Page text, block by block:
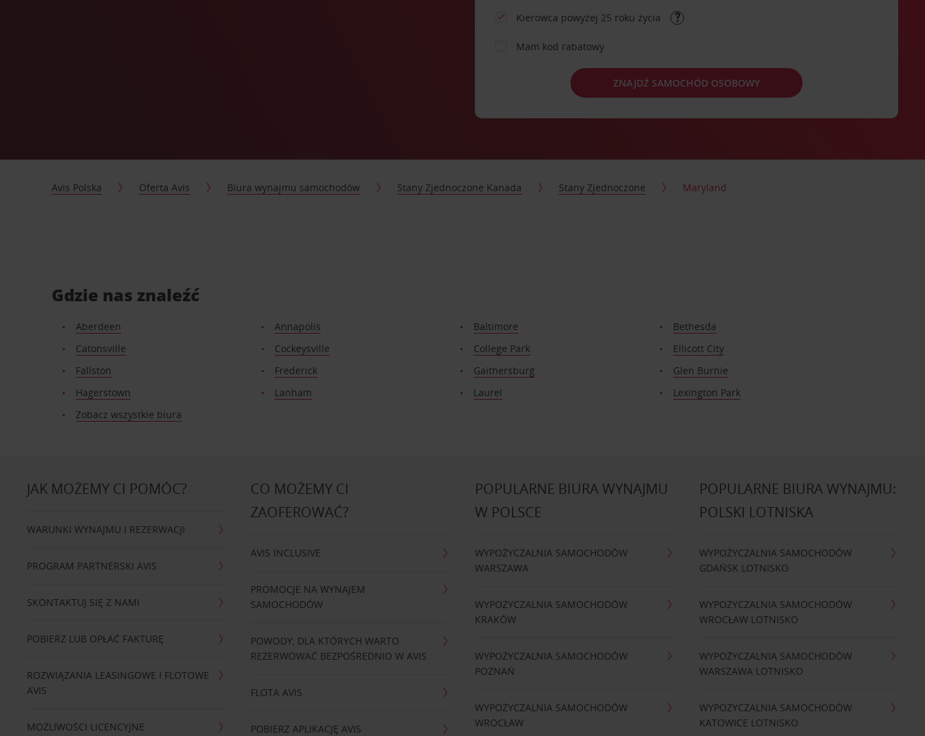
Kierowca powyżej 25 roku życia
Mam kod rabatowy
ZNAJDŹ SAMOCHÓD OSOBOWY
Avis Polska Oferta Avis Biura wynajmu samochodów Stany Zjednoczone Kanada Stany Zjednoczone Maryland
Gdzie nas znaleźć
Aberdeen Annapolis Baltimore
Bethesda
Catonsville
Cockeysville College Park
Ellicott City
Fallston
Frederick Gaithersburg
Glen Burnie
Hagerstown
Lanham Laurel
Lexington Park
Zobacz wszystkie biura
JAK MOŻEMY CI POMÓC?
WARUNKI WYNAJMU I REZERWACJI
PROGRAM PARTNERSKI AVIS
SKONTAKTUJ SIĘ Z NAMI
POBIERZ LUB OPŁAĆ FAKTURĘ
ROZWIĄZANIA LEASINGOWE I FLOTOWE
AVIS
MOŻLIWOŚCI LICENCYJNE
CO MOŻEMY CI
ZAOFEROWAĆ?
AVIS INCLUSIVE
PROMOCJE NA WYNAJEM
SAMOCHODÓW
POWODY, DLA KTÓRYCH WARTO
REZERWOWAĆ BEZPOŚREDNIO W AVIS
FLOTA AVIS
POBIERZ APLIKACJĘ AVIS
POPULARNE BIURA WYNAJMU
W POLSCE
WYPOŻYCZALNIA SAMOCHODÓW
WARSZAWA
WYPOŻYCZALNIA SAMOCHODÓW
KRAKÓW
WYPOŻYCZALNIA SAMOCHODÓW
POZNAŃ
WYPOŻYCZALNIA SAMOCHODÓW
WROCŁAW
POPULARNE BIURA WYNAJMU:
POLSKI LOTNISKA
WYPOŻYCZALNIA SAMOCHODÓW
GDAŃSK LOTNISKO
WYPOŻYCZALNIA SAMOCHODÓW
WROCŁAW LOTNISKO
WYPOŻYCZALNIA SAMOCHODÓW
WARSZAWA LOTNISKO
WYPOŻYCZALNIA SAMOCHODÓW
KATOWICE LOTNISKO